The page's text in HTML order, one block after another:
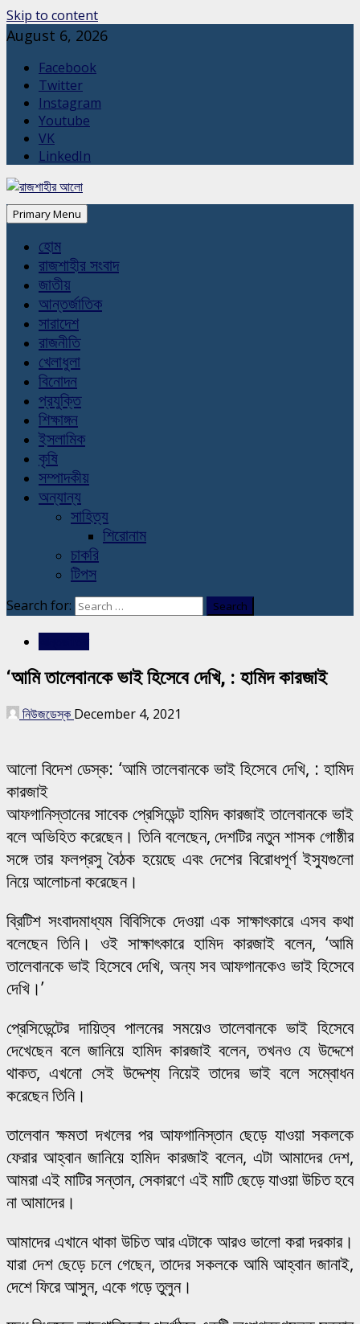
Skip to content
August 6, 2026
Facebook
Twitter
Instagram
Youtube
VK
LinkedIn
Primary Menu
হোম
রাজশাহীর সংবাদ
জাতীয়
আন্তর্জাতিক
সারাদেশ
রাজনীতি
খেলাধুলা
বিনোদন
প্রযুক্তি
শিক্ষাঙ্গন
ইসলামিক
কৃষি
সম্পাদকীয়
অন্যান্য
সাহিত্য
শিরোনাম
চাকরি
টিপস
Search for:
‘আমি তালেবানকে ভাই হিসেবে দেখি, : হামিদ কারজাই
নিউজডেস্ক December 4, 2021
আলো বিদেশ ডেস্ক: ‘আমি তালেবানকে ভাই হিসেবে দেখি, : হামিদ
কারজাই
আফগানিস্তানের সাবেক প্রেসিডেন্ট হামিদ কারজাই তালেবানকে ভাই
বলে অভিহিত করেছেন। তিনি বলেছেন, দেশটির নতুন শাসক গোষ্ঠীর
সঙ্গে তার ফলপ্রসু বৈঠক হয়েছে এবং দেশের বিরোধপূর্ণ ইস্যুগুলো
নিয়ে আলোচনা করেছেন।
ব্রিটিশ সংবাদমাধ্যম বিবিসিকে দেওয়া এক সাক্ষাৎকারে এসব কথা
বলেছেন তিনি। ওই সাক্ষাৎকারে হামিদ কারজাই বলেন, ‘আমি
তালেবানকে ভাই হিসেবে দেখি, অন্য সব আফগানকেও ভাই হিসেবে
দেখি।’
প্রেসিডেন্টের দায়িত্ব পালনের সময়েও তালেবানকে ভাই হিসেবে
দেখেছেন বলে জানিয়ে হামিদ কারজাই বলেন, তখনও যে উদ্দেশে
থাকত, এখনো সেই উদ্দেশ্য নিয়েই তাদের ভাই বলে সম্বোধন
করেছেন তিনি।
তালেবান ক্ষমতা দখলের পর আফগানিস্তান ছেড়ে যাওয়া সকলকে
ফেরার আহ্বান জানিয়ে হামিদ কারজাই বলেন, এটা আমাদের দেশ,
আমরা এই মাটির সন্তান, সেকারণে এই মাটি ছেড়ে যাওয়া উচিত হবে
না আমাদের।
আমাদের এখানে থাকা উচিত আর এটাকে আরও ভালো করা দরকার।
যারা দেশ ছেড়ে চলে গেছেন, তাদের সকলকে আমি আহ্বান জানাই,
দেশে ফিরে আসুন, একে গড়ে তুলুন।